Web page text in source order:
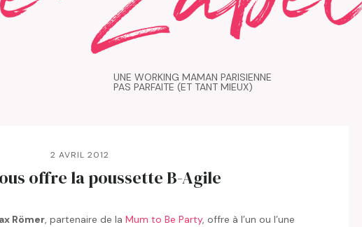
UNE WORKING MAMAN PARISIENNE
PAS PARFAITE (ET TANT MIEUX)
2 AVRIL 2012
offre la poussette B-Agile
Römer, partenaire de la Mum to Be Party, offre à l’un ou l’une